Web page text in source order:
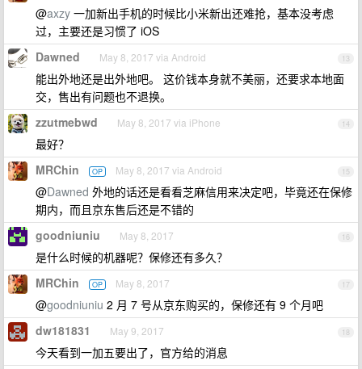
@axzy 一加新出手机的时候比小米新出还难抢，基本没考虑
过，主要还是习惯了 iOS
13
Dawned May 8, 2017 via Android
能出外地还是出外地吧。 这价钱本身就不美丽，还要求本地面
交，售出有问题也不退换。
14
zzutmebwd May 8, 2017 via iPhone
最好？
15
MRChin OP May 8, 2017 via Android
@Dawned 外地的话还是看看芝麻信用来决定吧，毕竟还在保修
期内，而且京东售后还是不错的
16
goodniuniu May 8, 2017
是什么时候的机器呢？保修还有多久？
17
MRChin OP May 8, 2017
@goodniuniu 2 月 7 号从京东购买的，保修还有 9 个月吧
18
dw181831 May 9, 2017
今天看到一加五要出了，官方给的消息